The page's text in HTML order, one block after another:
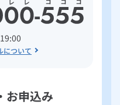
について
お申込み